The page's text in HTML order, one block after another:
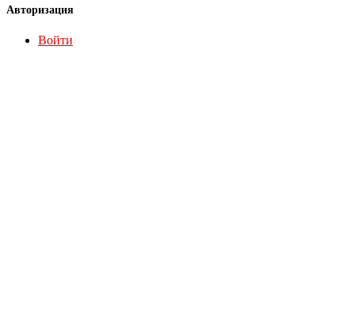
Авторизация
Войти